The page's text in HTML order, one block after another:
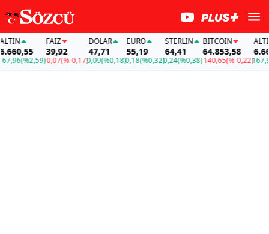
FAİZ
39,92
-0,07(%-0,17)
DOLAR
47,71
0,09(%0,18)
EURO
55,19
0,18(%0,32)
STERLIN
64,41
0,24(%0,38)
BITCOIN
64.853,58
-140,65(%-0,22)
ALTIN
6.660,55
167,96